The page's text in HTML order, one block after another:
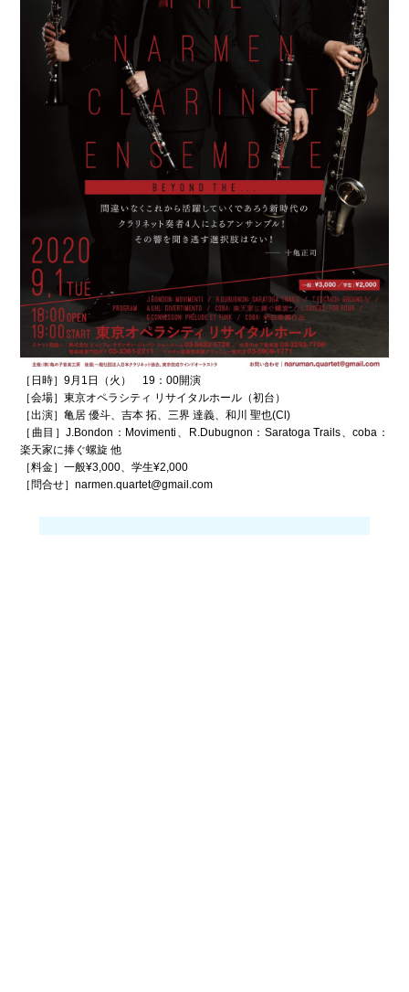
［日時］9月1日（火） 19：00開演
［会場］東京オペラシティ リサイタルホール（初台）
［出演］亀居 優斗、吉本 拓、三界 達義、和川 聖也(Cl)
［曲目］J.Bondon：Movimenti、R.Dubugnon：Saratoga Trails、coba：
楽天家に捧ぐ螺旋 他
［料金］一般¥3,000、学生¥2,000
［問合せ］narmen.quartet@gmail.com